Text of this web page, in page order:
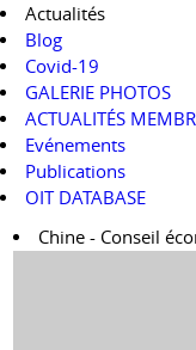
Actualités
Blog
Covid-19
GALERIE PHOTOS
ACTUALITÉS
Evénements
Publications
OIT DATABASE
Chine - Conseil